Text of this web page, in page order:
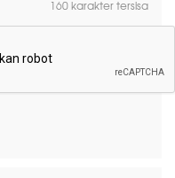
160 karakter tersisa